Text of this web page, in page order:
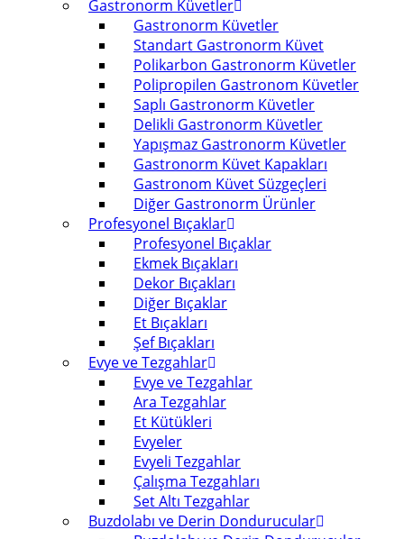
Gastronorm Küvetler
Gastronorm Küvetler
Standart Gastronorm Küvet
Polikarbon Gastronorm Küvetler
Polipropilen Gastronom Küvetler
Saplı Gastronorm Küvetler
Delikli Gastronorm Küvetler
Yapışmaz Gastronorm Küvetler
Gastronorm Küvet Kapakları
Gastronom Küvet Süzgeçleri
Diğer Gastronorm Ürünler
Profesyonel Bıçaklar
Profesyonel Bıçaklar
Ekmek Bıçakları
Dekor Bıçakları
Diğer Bıçaklar
Et Bıçakları
Şef Bıçakları
Evye ve Tezgahlar
Evye ve Tezgahlar
Ara Tezgahlar
Et Kütükleri
Evyeler
Evyeli Tezgahlar
Çalışma Tezgahları
Set Altı Tezgahlar
Buzdolabı ve Derin Dondurucular